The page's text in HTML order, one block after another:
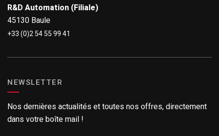
R&D Automation (Filiale)
45130 Baule
+33 (0)2 54 55 99 41
NEWSLETTER
Nos dernières actualités et toutes nos offres, directement
dans votre boîte mail !